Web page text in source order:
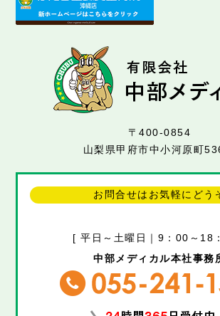
〒400-0854
山梨県甲府市中小河原町
お問合せはお気軽にどう
[ 平日～土曜日｜9：00～18
中部メディカル本社事務